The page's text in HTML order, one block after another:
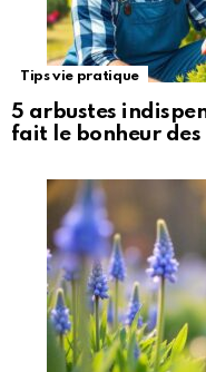
Tips vie pratique
5 arbustes
fait le bonheur des